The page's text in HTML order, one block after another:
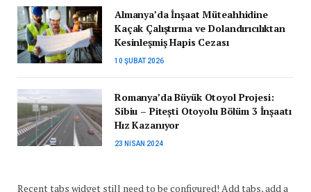
Almanya’da İnşaat Müteahhidine
Kaçak Çalıştırma ve Dolandırıcılıktan
Kesinleşmiş Hapis Cezası
10 ŞUBAT 2026
Romanya’da Büyük Otoyol Projesi:
Sibiu – Pitești Otoyolu Bölüm 3 İnşaatı
Hız Kazanıyor
23 NISAN 2024
Recent tabs widget still need to be configured! Add tabs, add a